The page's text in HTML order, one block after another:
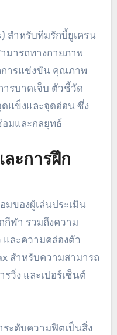
สำหรับทีมรักบี้ยูเครน
มารถทางกายภาพ
การแข่งขัน คุณภาพ
ารบาดเจ็บ ตัวชี้วัด
แข็งและจุดอ่อน ซึ่ง
มและกลยุทธ์
ะการฝึก
ของผู้เล่นประเมิน
กีฬา รวมถึงความ
และความคล่องตัว
สำหรับความสามารถ
รวิ่ง และเปอร์เซ็นต์
ระดับความฟิตเป็นสิ่ง